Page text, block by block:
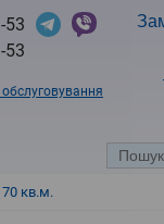
53
53
обслуговування
кв.м.